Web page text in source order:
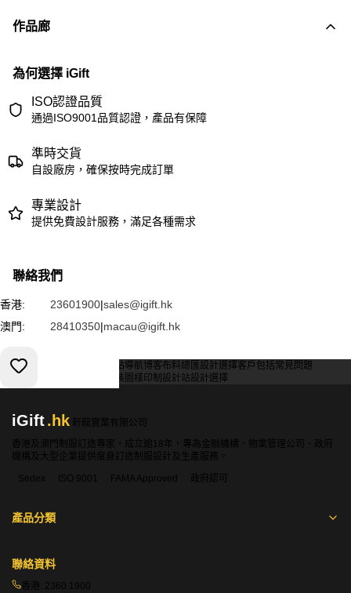
作品廊
為何選擇 iGift
ISO認證品質
通過ISO9001品質認證，產品有保障
準時交貨
自設廠房，確保按時完成訂單
專業設計
提供免費設計服務，滿足各種需求
聯絡我們
香港: 23601900|sales@igift.hk
澳門:
28410350|macau@igift.hk
服務條款 網站導航博客布料總匯設計選擇客戶包括常見問題
輔料包裝 圖樣印制 設計站設計選擇
iGift.hk
軒龍實業有限公司
香港及澳門制服訂造專家，成立逾18年，專為金融機構、物業管理公司、政府
機構及大型企業提供度身訂造制服設計及生產服務。
Sedex
ISO 9001 FAMA Approved 政府認可
產品分類
聯絡資料
香港: 2360 1900